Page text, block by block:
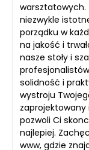
warsztatowych.
niezwykle
porządku w
na jakość i
nasze stoły i
solidność i
wystroju
zaprojektowany
pozwoli Ci
najlepiej.
www, gdzie